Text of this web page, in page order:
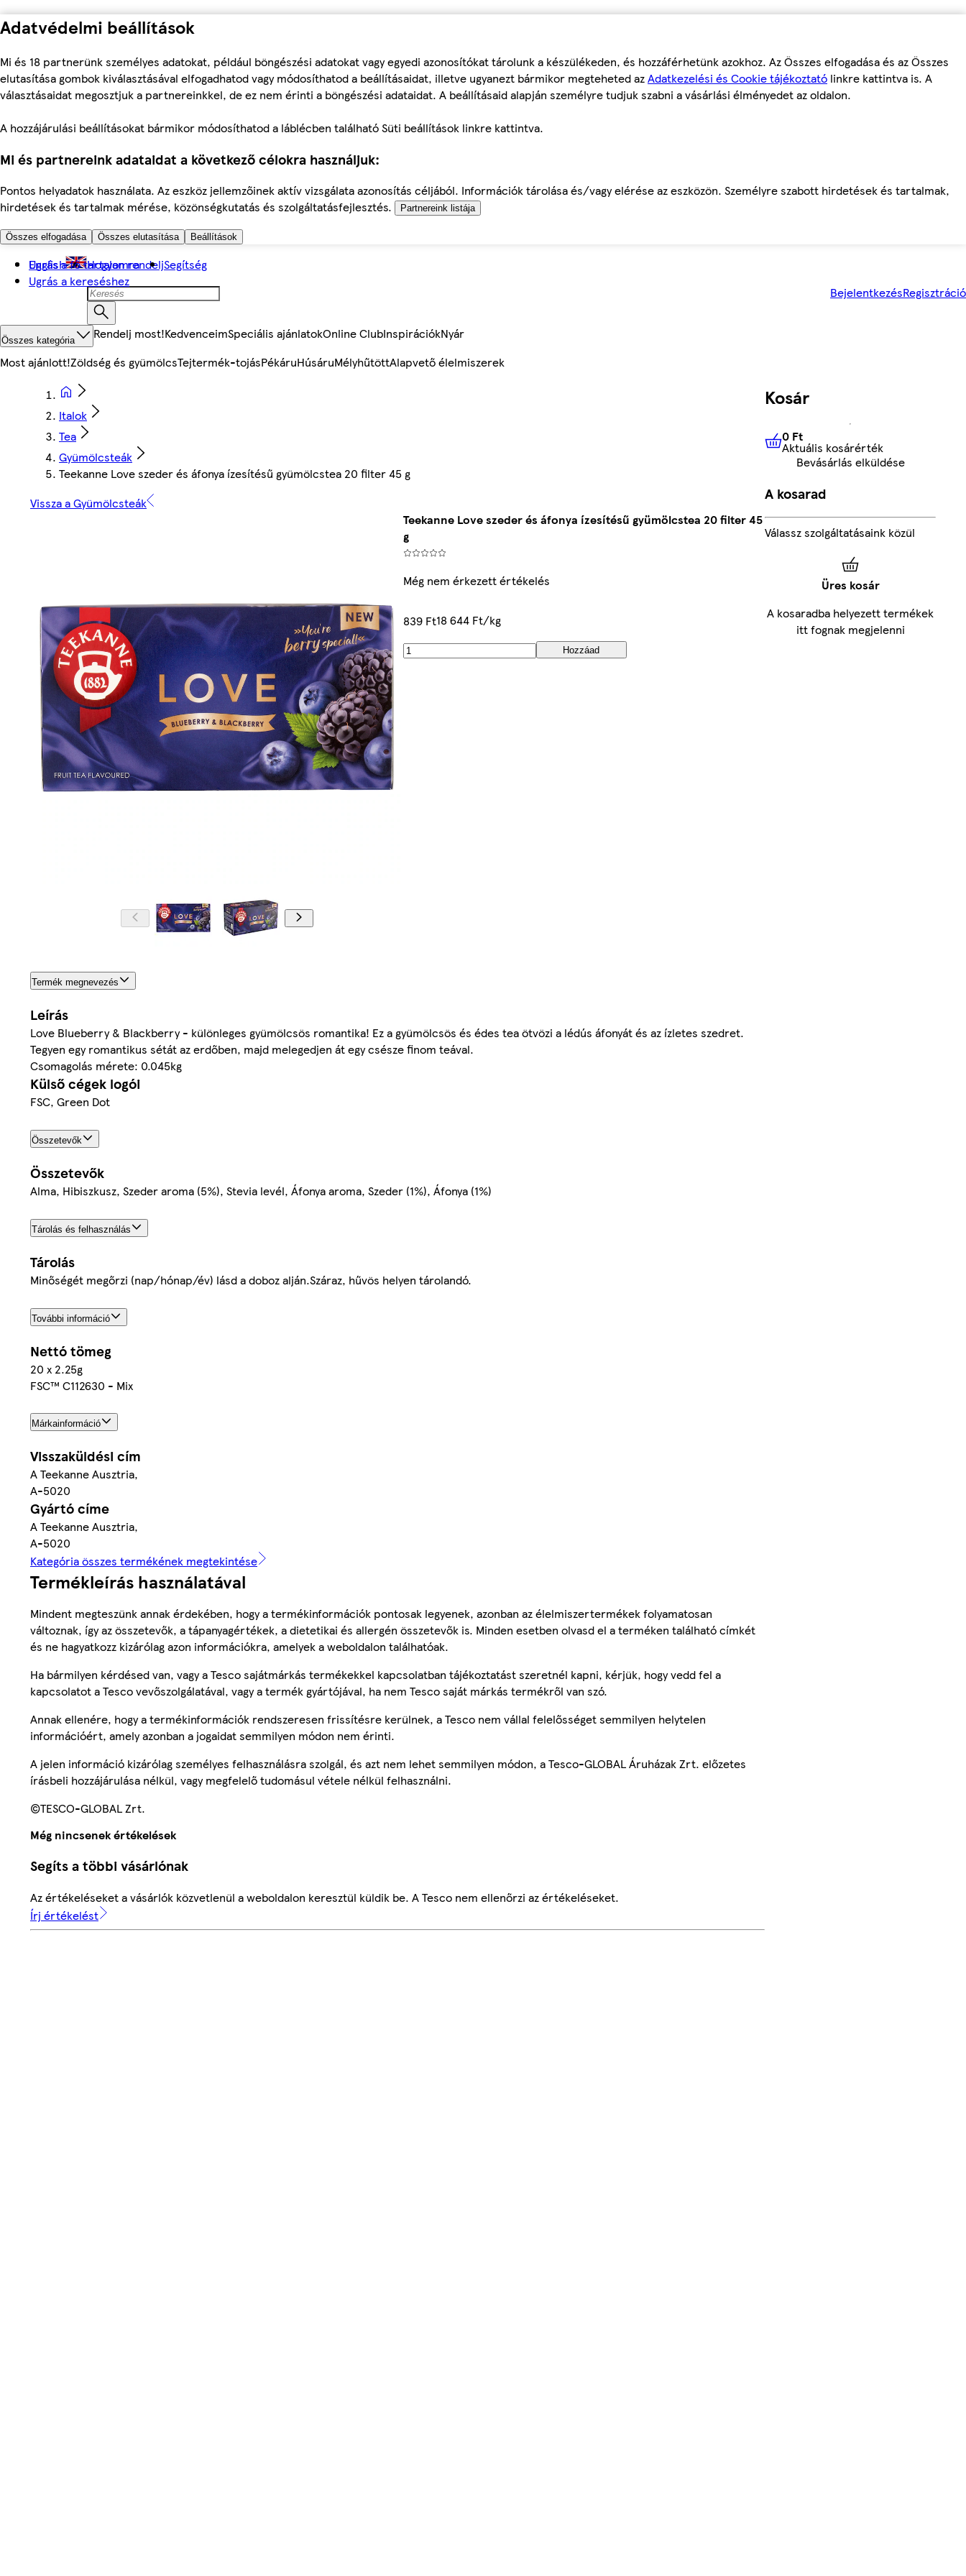
Adatvédelmi beállítások
Mi és 18 partnerünk személyes adatokat, például böngészési adatokat vagy egyedi azonosítókat tárolunk a készülékeden, és hozzáférhetünk azokhoz. Az Összes elfogadása és az Összes
elutasítása gombok kiválasztásával elfogadhatod vagy módosíthatod a beállításaidat, illetve ugyanezt bármikor megteheted azAdatkezelési és Cookie tájékoztató linkre kattintva is. A
választásaidat megosztjuk a partnereinkkel, de ez nem érinti a böngészési adataidat. A beállításaid alapján személyre tudjuk szabni a vásárlási élményedet az oldalon.
A hozzájárulási beállításokat bármikor módosíthatod a láblécben található Süti beállítások linkre kattintva.
Mi és partnereink adataidat a következő célokra használjuk:
Pontos helyadatok használata. Az eszköz jellemzőinek aktív vizsgálata azonosítás céljából. Információk tárolása és/vagy elérése az eszközön. Személyre szabott hirdetések és tartalmak,
hirdetések és tartalmak mérése, közönségkutatás és szolgáltatásfejlesztés.
Partnereink listája
Összes elfogadása Összes elutasítása Beállítások
Ugrás a fő tartalomra
Ugrás a kereséshez
English Hogyan rendeljSegítség
BejelentkezésRegisztráció
Összes kategória Rendelj most!KedvenceimSpeciális ajánlatokOnline ClubInspirációkNyár
Most ajánlott!Zöldség és gyümölcsTejtermék-tojásPékáruHúsáruMélyhűtöttAlapvető élelmiszerek
Italok
Tea
Gyümölcsteák
Teekanne Love szeder és áfonya ízesítésű gyümölcstea 20 filter 45 g
Vissza a Gyümölcsteák
Teekanne Love szeder és áfonya ízesítésű gyümölcstea 20 filter 45
g
Még nem érkezett értékelés
839 Ft18 644 Ft/kg
Hozzáad
Termék megnevezés
Leírás
Love Blueberry & Blackberry - különleges gyümölcsös romantika! Ez a gyümölcsös és édes tea ötvözi a lédús áfonyát és az ízletes szedret.
Tegyen egy romantikus sétát az erdőben, majd melegedjen át egy csésze finom teával.
Csomagolás mérete: 0.045kg
Külső cégek logói
FSC, Green Dot
Összetevők
Összetevők
Alma, Hibiszkusz, Szeder aroma (5%), Stevia levél, Áfonya aroma, Szeder (1%), Áfonya (1%)
Tárolás és felhasználás
Tárolás
Minőségét megőrzi (nap/hónap/év) lásd a doboz alján.Száraz, hűvös helyen tárolandó.
További információ
Nettó tömeg
20 x 2.25g
FSC™ C112630 - Mix
Márkainformáció
Visszaküldési cím
A Teekanne Ausztria,
A-5020
Gyártó címe
A Teekanne Ausztria,
A-5020
Kategória összes termékének megtekintése
Termékleírás használatával
Mindent megteszünk annak érdekében, hogy a termékinformációk pontosak legyenek, azonban az élelmiszertermékek folyamatosan
változnak, így az összetevők, a tápanyagértékek, a dietetikai és allergén összetevők is. Minden esetben olvasd el a terméken található címkét
és ne hagyatkozz kizárólag azon információkra, amelyek a weboldalon találhatóak.
Ha bármilyen kérdésed van, vagy a Tesco sajátmárkás termékekkel kapcsolatban tájékoztatást szeretnél kapni, kérjük, hogy vedd fel a
kapcsolatot a Tesco vevőszolgálatával, vagy a termék gyártójával, ha nem Tesco saját márkás termékről van szó.
Annak ellenére, hogy a termékinformációk rendszeresen frissítésre kerülnek, a Tesco nem vállal felelősséget semmilyen helytelen
információért, amely azonban a jogaidat semmilyen módon nem érinti.
A jelen információ kizárólag személyes felhasználásra szolgál, és azt nem lehet semmilyen módon, a Tesco-GLOBAL Áruházak Zrt. előzetes
írásbeli hozzájárulása nélkül, vagy megfelelő tudomásul vétele nélkül felhasználni.
©TESCO-GLOBAL Zrt.
Még nincsenek értékelések
Segíts a többi vásárlónak
Az értékeléseket a vásárlók közvetlenül a weboldalon keresztül küldik be. A Tesco nem ellenőrzi az értékeléseket.
Írj értékelést
Kosár
0 FtAktuális kosárérték
0 Ft
Aktuális kosárérték
Bevásárlás elküldése
A kosarad
Válassz szolgáltatásaink közül
Üres kosár
A kosaradba helyezett termékek
itt fognak megjelenni